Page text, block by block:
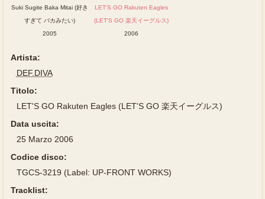
Suki Sugite Baka Mitai (好き
すぎて バカみたい)
2005
LET'S GO Rakuten Eagles
(LET'S GO 楽天イーグルス)
2006
Artista:
DEF.DIVA
Titolo:
LET'S GO Rakuten Eagles (LET'S GO 楽天イーグルス)
Data uscita:
25 Marzo 2006
Codice disco:
TGCS-3219 (Label: UP-FRONT WORKS)
Tracklist: